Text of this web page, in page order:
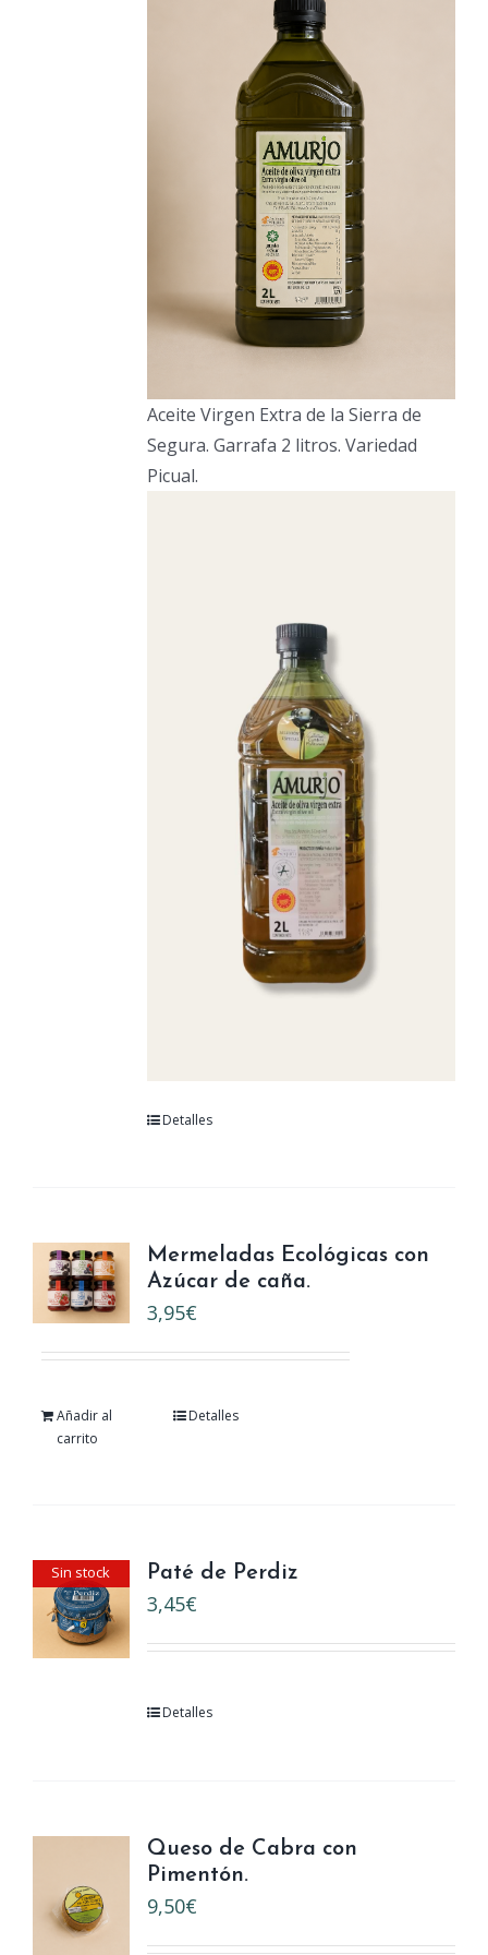
Aceite Virgen Extra de la Sierra de
Segura. Garrafa 2 litros. Variedad
Picual.
Detalles
Mermeladas Ecológicas con
Azúcar de caña.
3,95€
Añadir al
carrito
Detalles
Sin stock Paté de Perdiz
3,45€
Detalles
Queso de Cabra con
Pimentón.
9,50€